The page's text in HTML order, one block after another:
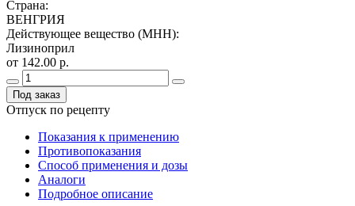
Страна:
ВЕНГРИЯ
Действующее вещество (МНН):
Лизиноприл
от 142.00 р.
Под заказ
Отпуск по рецепту
Показания к применению
Противопоказания
Способ применения и дозы
Аналоги
Подробное описание